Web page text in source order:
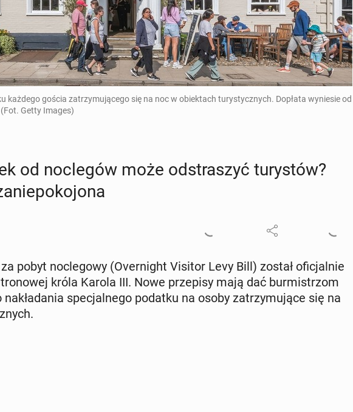
każdego gościa zatrzymującego się na noc w obiektach turystycznych. Dopłata wyniesie od
Getty Images)
od noc­le­gów może od­stra­szyć tu­ry­stów?
pobyt noc­le­go­wy (Over­ni­ght Visitor Levy Bill) został ofi­cjal­nie
króla Karola III. Nowe prze­pi­sy mają dać bur­mi­strzom
spe­cjal­ne­go podatku na osoby za­trzy­mu­ją­ce się na